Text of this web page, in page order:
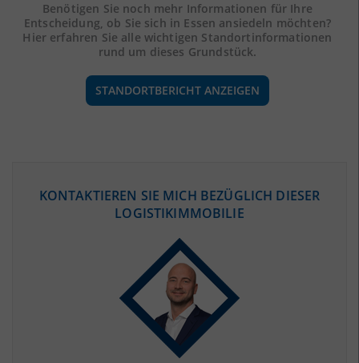
Benötigen Sie noch mehr Informationen für Ihre
Entscheidung, ob Sie sich in Essen ansiedeln möchten?
Hier erfahren Sie alle wichtigen Standortinformationen
rund um dieses Grundstück.
STANDORTBERICHT ANZEIGEN
(STAND: 12/2019)
(Landkreis / Kreisfreie Stadt)
KONTAKTIEREN SIE MICH BEZÜGLICH DIESER
LOGISTIKIMMOBILIE